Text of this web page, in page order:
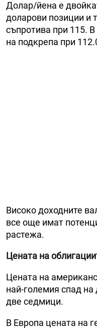
Долар/йена е
доларови позиции и
съпротива при 115.
на подкрепа при
Високо доходните
все още имат
растежа.
Цената на
Цената на
най-големия спад на
две седмици.
В Европа цената на